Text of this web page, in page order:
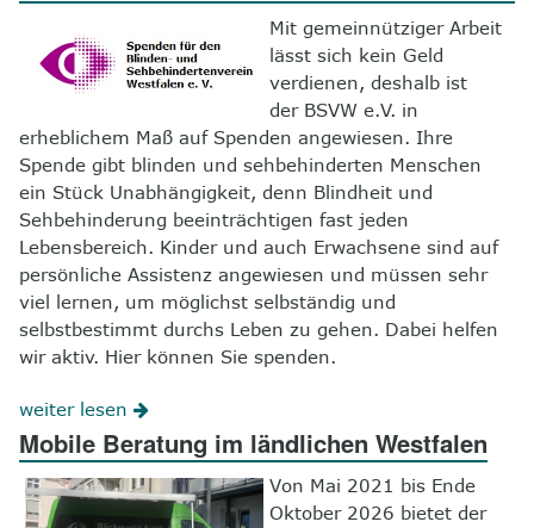
Mit gemeinnütziger Arbeit
lässt sich kein Geld
verdienen, deshalb ist
der BSVW e.V. in
erheblichem Maß auf Spenden angewiesen. Ihre
Spende gibt blinden und sehbehinderten Menschen
ein Stück Unabhängigkeit, denn Blindheit und
Sehbehinderung beeinträchtigen fast jeden
Lebensbereich. Kinder und auch Erwachsene sind auf
persönliche Assistenz angewiesen und müssen sehr
viel lernen, um möglichst selbständig und
selbstbestimmt durchs Leben zu gehen. Dabei helfen
wir aktiv. Hier können Sie spenden.
weiter lesen
Mobile Beratung im ländlichen Westfalen
Von Mai 2021 bis Ende
Oktober 2026 bietet der